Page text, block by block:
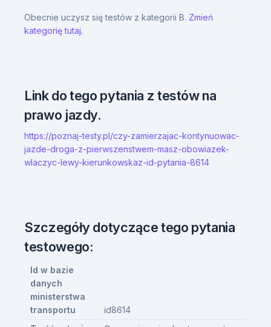
Obecnie uczysz się testów z kategorii B. Zmień
kategorię tutaj.
Link do tego pytania z testów na
prawo jazdy.
https://poznaj-testy.pl/czy-zamierzajac-kontynuowac-
jazde-droga-z-pierwszenstwem-masz-obowiazek-
wlaczyc-lewy-kierunkowskaz-id-pytania-8614
Szczegóły dotyczące tego pytania
testowego:
Id w bazie
danych
ministerstwa
transportu
id8614